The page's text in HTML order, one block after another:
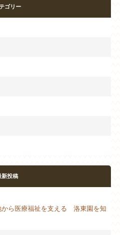
ゴリー
新投稿
から医療福祉を支える 洛東園を知